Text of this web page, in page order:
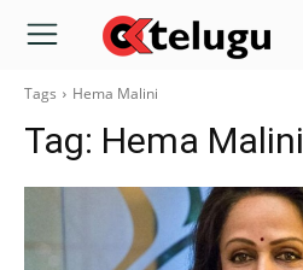
Tags Hema Malini
Tag: Hema Malini